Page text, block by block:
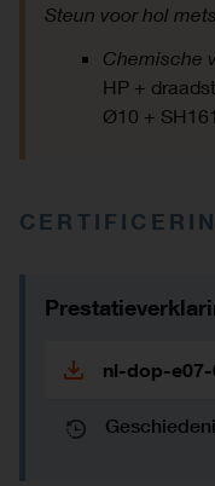
Steun voor hol
Chemische
HP +
Ø10 +
nl-dop-